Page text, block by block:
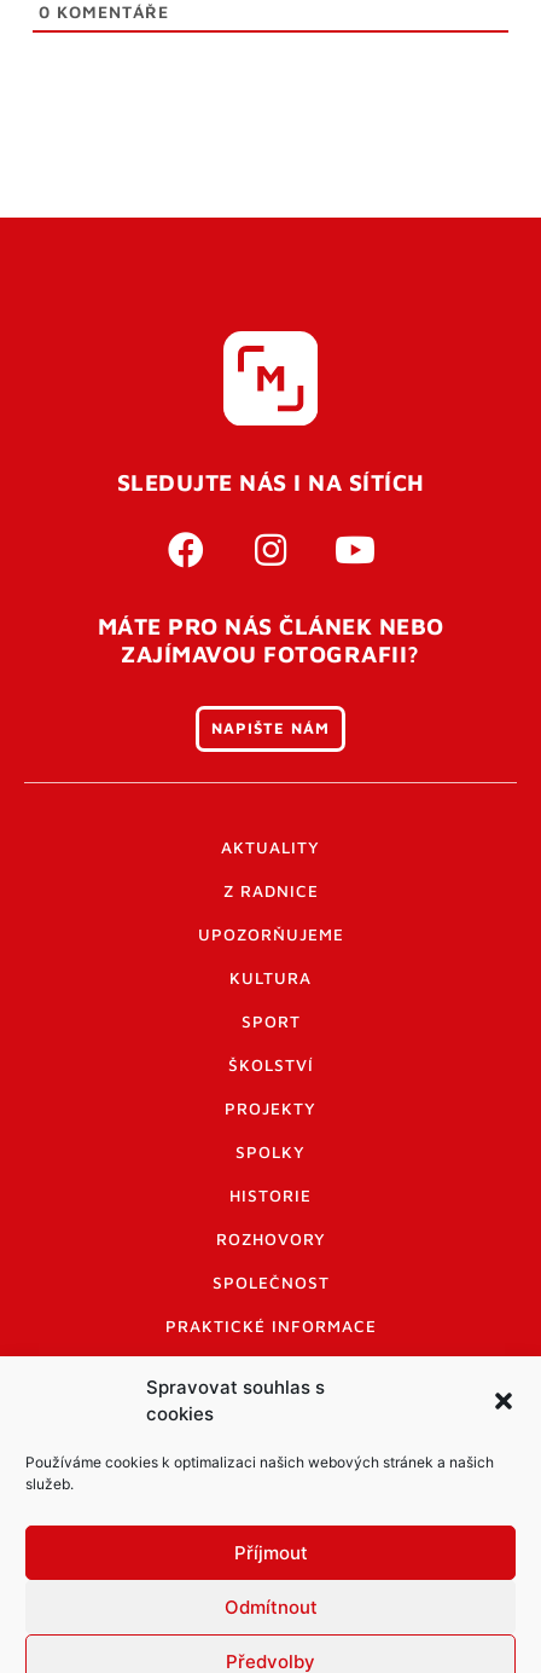
Spravovat souhlas s
cookies
Používáme cookies k optimalizaci našich webových stránek a našich
služeb.
Příjmout
Odmítnout
Předvolby
0 KOMENTÁŘE
SLEDUJTE NÁS I NA SÍTÍCH
MÁTE PRO NÁS ČLÁNEK NEBO
ZAJÍMAVOU FOTOGRAFII?
NAPIŠTE NÁM
AKTUALITY
Z RADNICE
UPOZORŇUJEME
KULTURA
SPORT
ŠKOLSTVÍ
PROJEKTY
SPOLKY
HISTORIE
ROZHOVORY
SPOLEČNOST
PRAKTICKÉ INFORMACE
INFORMACE A KODEX DISKUTUJÍCÍCH
LOGO A LOGO MANUÁL
Informace o zpracování osobních údajů